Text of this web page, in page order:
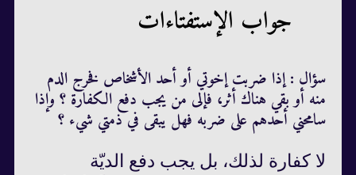
جواب الإستفتاءات
سؤال : إذا ضربت إخوتي أو أحد الأشخاص فخرج الدم
منه أو بقي هناك أثر، فإلى من يجب دفع الكفارة ؟ وإذا
سامحني أحدهم على ضربه فهل يبقى في ذمتي شيء ؟
لا كفارة لذلك، بل يجب دفع الديّة